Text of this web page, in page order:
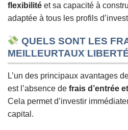
flexibilité et sa capacité à
adaptée à tous les profils
QUELS SONT LES
MEILLEURTAUX
L’un des principaux avantages
est l’absence de frais d’entrée
Cela permet d’investir
capital.